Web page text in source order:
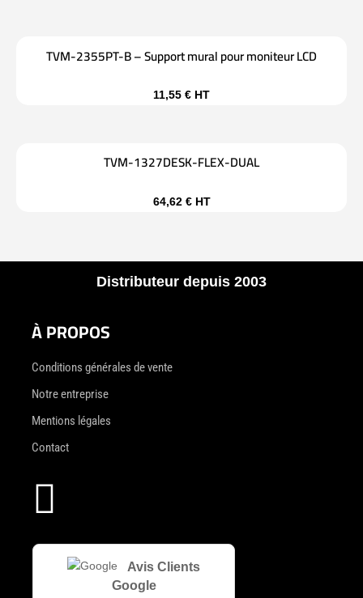
TVM-2355PT-B – Support mural pour moniteur LCD
11,55 € HT
TVM-1327DESK-FLEX-DUAL
64,62 € HT
Distributeur depuis 2003
À PROPOS
Conditions générales de vente
Notre entreprise
Mentions légales
Contact

Avis Clients
Google